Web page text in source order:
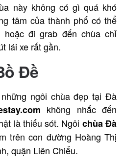
này không có gì quá khó
tâm của thành phố có thể
hoặc đi grab đến chùa chỉ
lái xe rất gần.
Đề
ngôi chùa đẹp tại Đà
không nhắc đến
là thiếu sót. Ngôi chùa Đà
trên con đường Hoàng Thị
quận Liên Chiểu.